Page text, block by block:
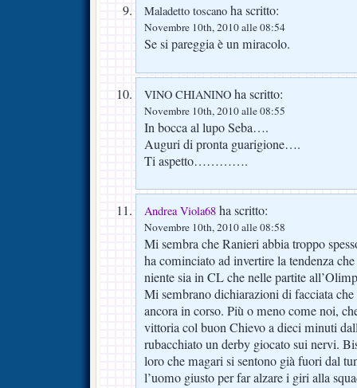
Maladetto toscano ha scritto:
Novembre 10th, 2010 alle 08:54
Se si pareggia è un miracolo.
VINO CHIANINO ha scritto:
Novembre 10th, 2010 alle 08:55
In bocca al lupo Seba….
Auguri di pronta guarigione….
Ti aspetto………….
Andrea Viola68 ha scritto:
Novembre 10th, 2010 alle 08:58
Mi sembra che Ranieri abbia troppo
ha cominciato ad invertire la tendenza
niente sia in CL che nelle partite
Mi sembrano dichiarazioni di facciata
ancora in corso. Più o meno come noi,
vittoria col buon Chievo a dieci minuti
rubacchiato un derby giocato sui nervi.
loro che magari si sentono già fuori dal
l’uomo giusto per far alzare i giri alla